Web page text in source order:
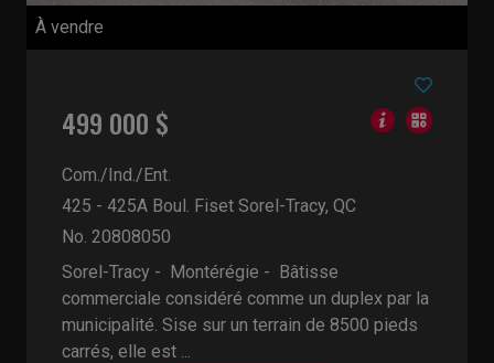
À vendre
499 000 $
Com./Ind./Ent.
425 - 425A Boul. Fiset Sorel-Tracy, QC
No. 20808050
Sorel-Tracy - Montérégie - Bâtisse
commerciale considéré comme un duplex par la
municipalité. Sise sur un terrain de 8500 pieds
carrés, elle est ...